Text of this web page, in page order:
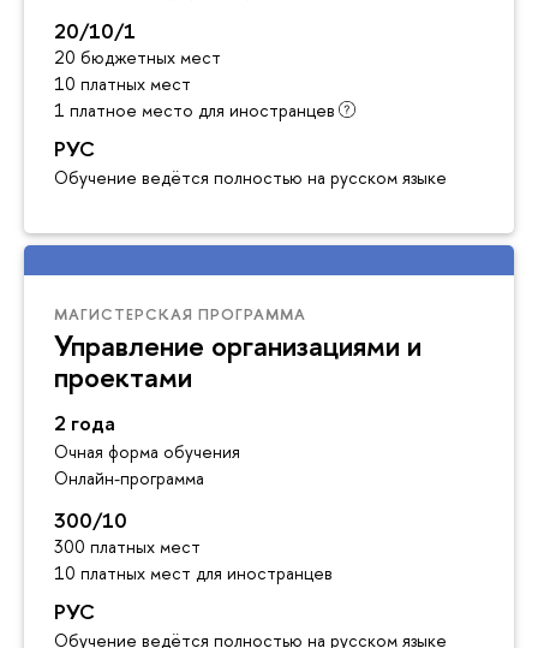
20/10/1
20 бюджетных мест
10 платных мест
1 платное место для иностранцев
РУС
Обучение ведётся полностью на русском языке
МАГИСТЕРСКАЯ ПРОГРАММА
Управление организациями и
проектами
2 года
Очная форма обучения
Онлайн-программа
300/10
300 платных мест
10 платных мест для иностранцев
РУС
Обучение ведётся полностью на русском языке